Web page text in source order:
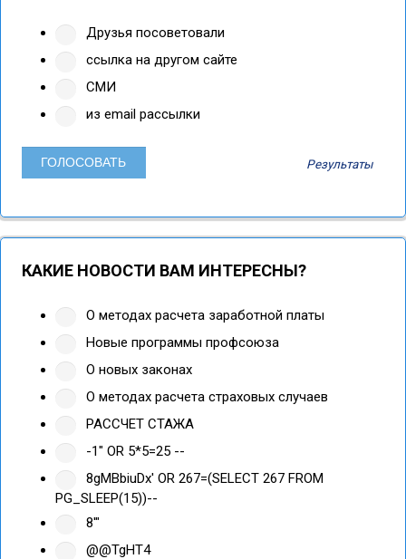
Друзья посоветовали
ссылка на другом сайте
СМИ
из email рассылки
Результаты
КАКИЕ НОВОСТИ ВАМ ИНТЕРЕСНЫ?
О методах расчета заработной платы
Новые программы профсоюза
О новых законах
О методах расчета страховых случаев
РАССЧЕТ СТАЖА
-1" OR 5*5=25 --
8gMBbiuDx' OR 267=(SELECT 267 FROM
PG_SLEEP(15))--
8'"
@@TgHT4